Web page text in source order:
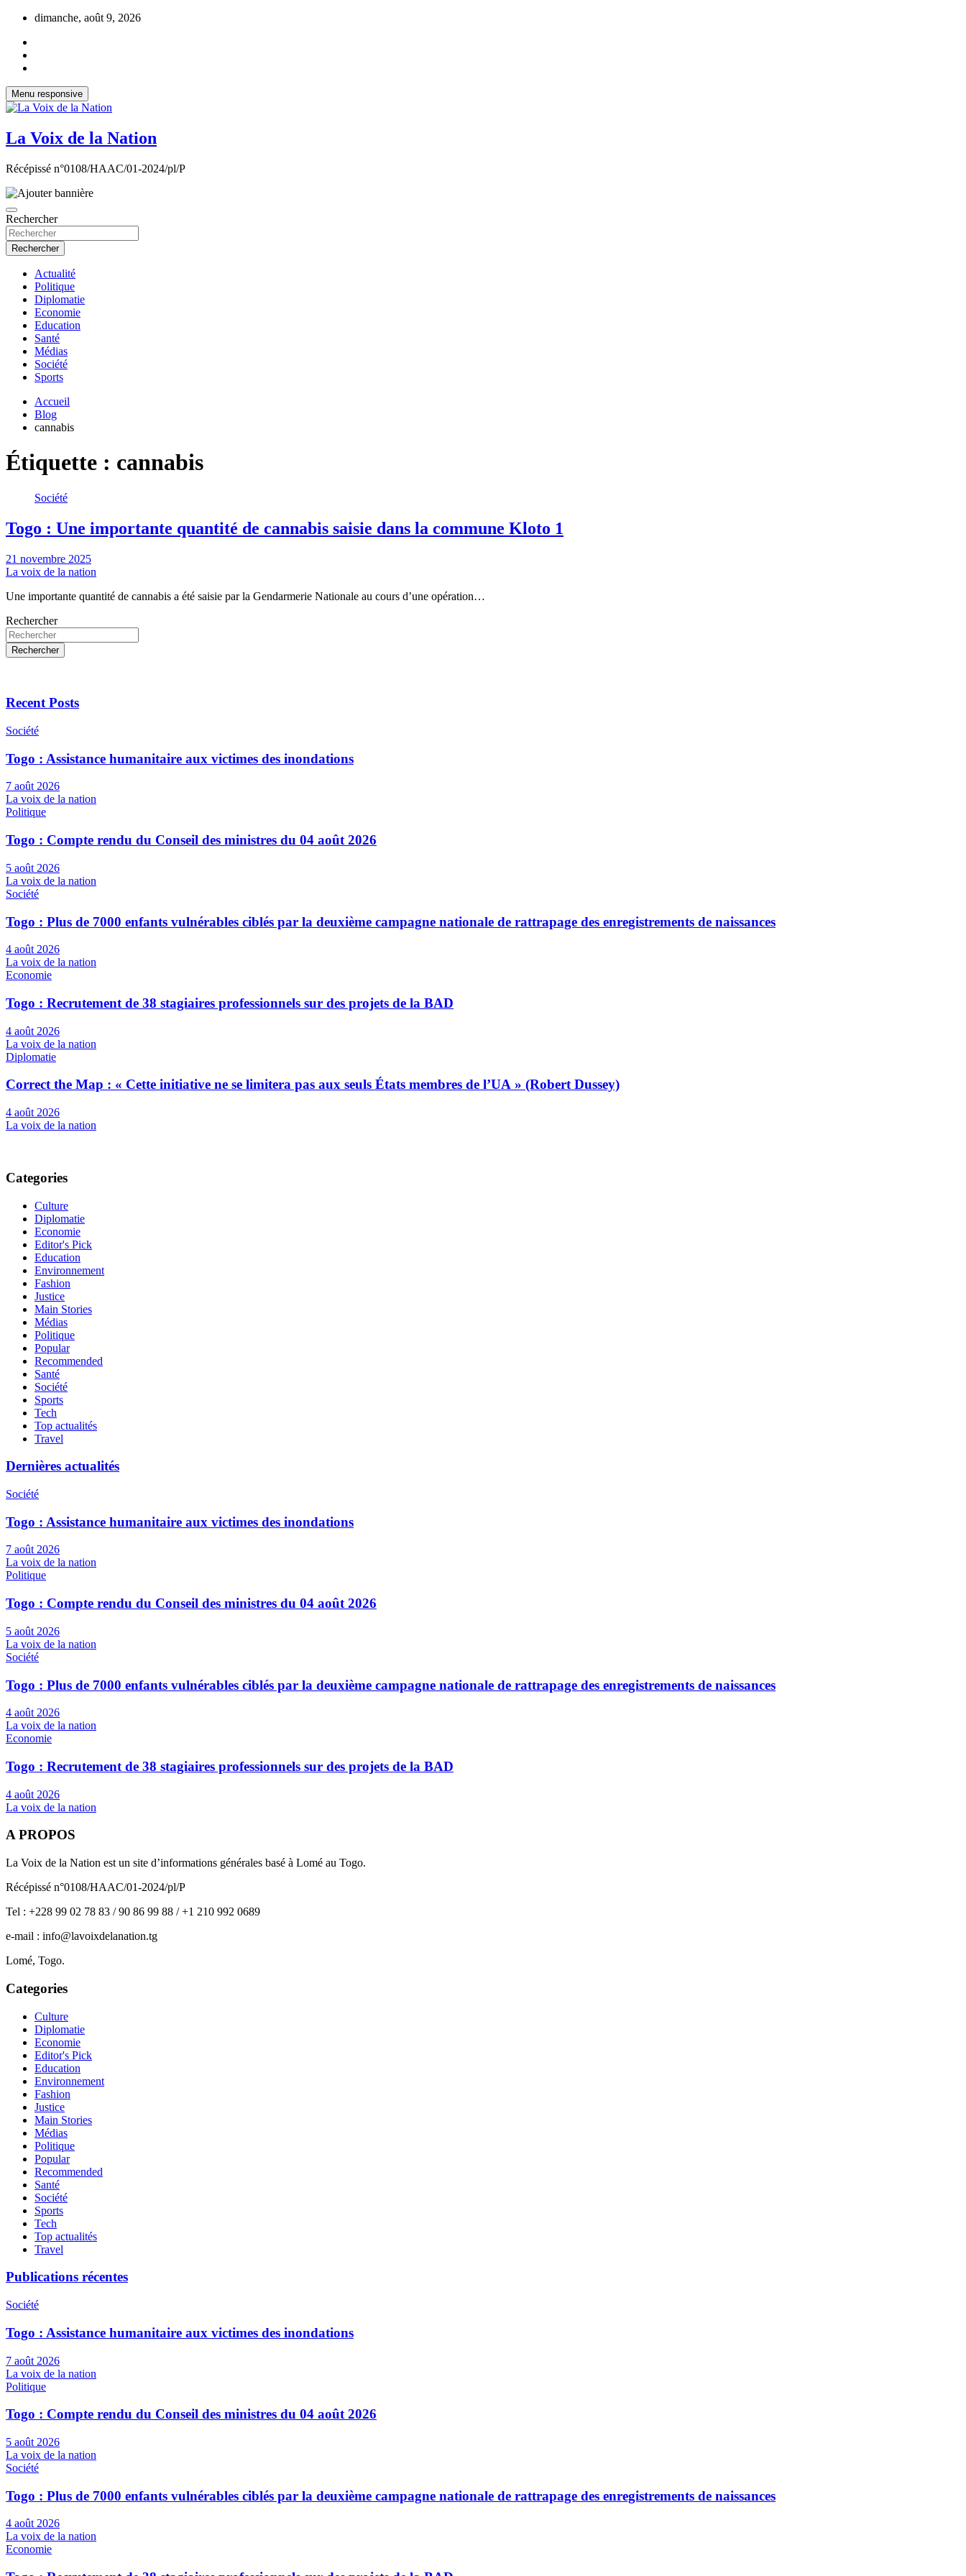
Aller
contenu
dimanche, août 9, 2026
Menu responsive
La Voix de la Nation
Récépissé n°0108/HAAC/01-2024/pl/P
Rechercher
Rechercher
Actualité
Politique
Diplomatie
Economie
Education
Santé
Médias
Société
Sports
Accueil
Blog
cannabis
Étiquette : cannabis
Société
Togo : Une importante quantité de cannabis saisie dans la commune Kloto 1
21 novembre 2025
La voix de la nation
Une importante quantité de cannabis a été saisie par la Gendarmerie Nationale au cours d’une opération…
Rechercher
Rechercher
Recent Posts
Société
Togo : Assistance humanitaire aux victimes des inondations
7 août 2026
La voix de la nation
Politique
Togo : Compte rendu du Conseil des ministres du 04 août 2026
5 août 2026
La voix de la nation
Société
Togo : Plus de 7000 enfants vulnérables ciblés par la deuxième campagne nationale de rattrapage des enregistrements de naissances
4 août 2026
La voix de la nation
Economie
Togo : Recrutement de 38 stagiaires professionnels sur des projets de la BAD
4 août 2026
La voix de la nation
Diplomatie
Correct the Map : « Cette initiative ne se limitera pas aux seuls États membres de l’UA » (Robert Dussey)
4 août 2026
La voix de la nation
Categories
Culture
Diplomatie
Economie
Editor's Pick
Education
Environnement
Fashion
Justice
Main Stories
Médias
Politique
Popular
Recommended
Santé
Société
Sports
Tech
Top actualités
Travel
Dernières actualités
Société
Togo : Assistance humanitaire aux victimes des inondations
7 août 2026
La voix de la nation
Politique
Togo : Compte rendu du Conseil des ministres du 04 août 2026
5 août 2026
La voix de la nation
Société
Togo : Plus de 7000 enfants vulnérables ciblés par la deuxième campagne nationale de rattrapage des enregistrements de naissances
4 août 2026
La voix de la nation
Economie
Togo : Recrutement de 38 stagiaires professionnels sur des projets de la BAD
4 août 2026
La voix de la nation
A PROPOS
La Voix de la Nation est un site d’informations générales basé à Lomé au Togo.
Récépissé n°0108/HAAC/01-2024/pl/P
Tel : +228 99 02 78 83 / 90 86 99 88 / +1 210 992 0689
e-mail : info@lavoixdelanation.tg
Lomé, Togo.
Categories
Culture
Diplomatie
Economie
Editor's Pick
Education
Environnement
Fashion
Justice
Main Stories
Médias
Politique
Popular
Recommended
Santé
Société
Sports
Tech
Top actualités
Travel
Publications récentes
Société
Togo : Assistance humanitaire aux victimes des inondations
7 août 2026
La voix de la nation
Politique
Togo : Compte rendu du Conseil des ministres du 04 août 2026
5 août 2026
La voix de la nation
Société
Togo : Plus de 7000 enfants vulnérables ciblés par la deuxième campagne nationale de rattrapage des enregistrements de naissances
4 août 2026
La voix de la nation
Economie